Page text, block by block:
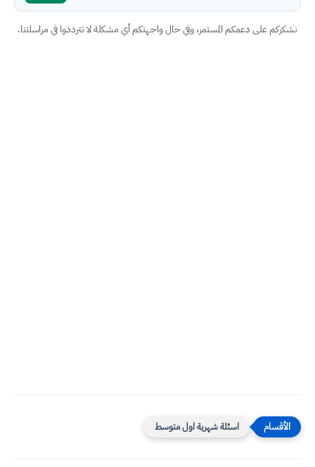
نشكركم على دعمكم المستمر، وفي حال واجهتكم أي مشكلة لا تترددوا في مراسلتنا.
اسئلة شهرية اول متوسط